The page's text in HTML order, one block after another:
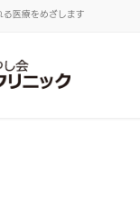
る医療をめざします